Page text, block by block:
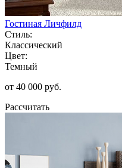
Гостиная Личфилд
Стиль:
Классический
Цвет:
Темный
от 40 000 руб.
Рассчитать